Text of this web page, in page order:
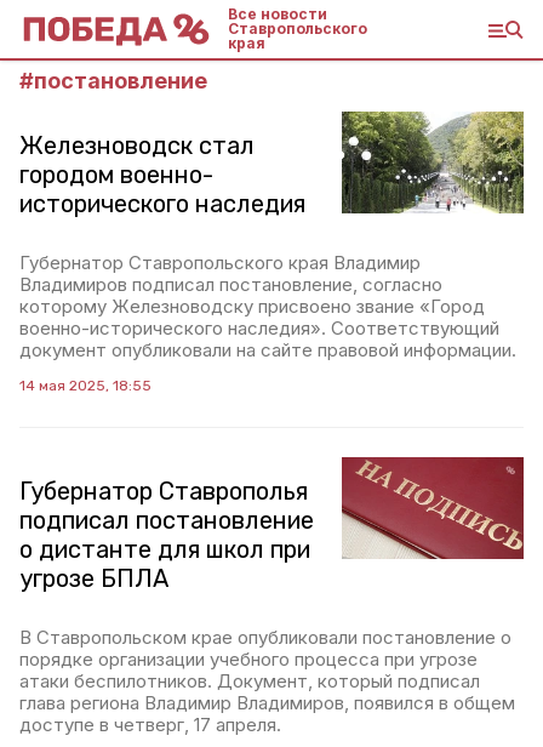
Все новости
Ставропольского
края
#постановление
Железноводск стал
городом военно-
исторического наследия
Губернатор Ставропольского края Владимир
Владимиров подписал постановление, согласно
которому Железноводску присвоено звание «Город
военно-исторического наследия». Соответствующий
документ опубликовали на сайте правовой информации.
14 мая 2025, 18:55
Губернатор Ставрополья
подписал постановление
о дистанте для школ при
угрозе БПЛА
В Ставропольском крае опубликовали постановление о
порядке организации учебного процесса при угрозе
атаки беспилотников. Документ, который подписал
глава региона Владимир Владимиров, появился в общем
доступе в четверг, 17 апреля.